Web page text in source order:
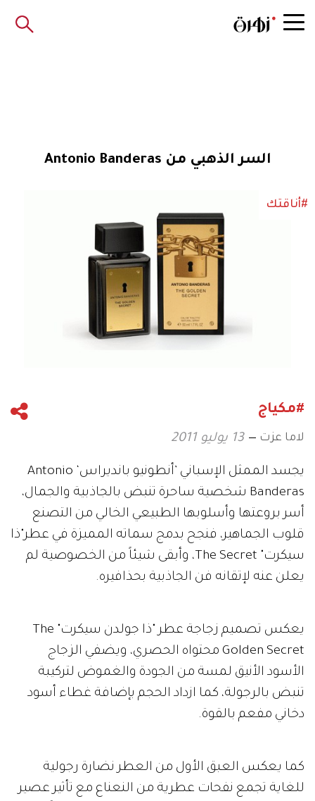
السر الذهبي من Antonio Banderas
#أناقتك
#مكياج
لاما عزت 13 يوليو 2011
يجسد الممثل الإسباني ’أنطونيو بانديراس‘ Antonio
Banderas شخصية ساحرة تنبض بالجاذبية والجمال،
أسر بروعتها وأسلوبها الطبيعي الخالي من التصنع
قلوب الجماهير، فنجح بدمج سماته المميزة في عطر"ذا
سيكرت" The Secret، وأبقى شيئاً من الخصوصية لم
يعلن عنه لإتقانه فن الجاذبية بحذافيره.
يعكس تصميم زجاجة عطر "ذا جولدن سيكرت" The
Golden Secret محتواه الحصري، ويضفي الزجاج
الأسود الأنيق لمسة من الجودة والغموض لتركيبة
تنبض بالرجولة، كما ازداد الحجم بإضافة غطاء أسود
دخاني مفعم بالقوة.
كما يعكس العبق الأول من العطر نضارة رجولية
للغاية تجمع نفحات عطرية من النعناع مع تأثير عصير